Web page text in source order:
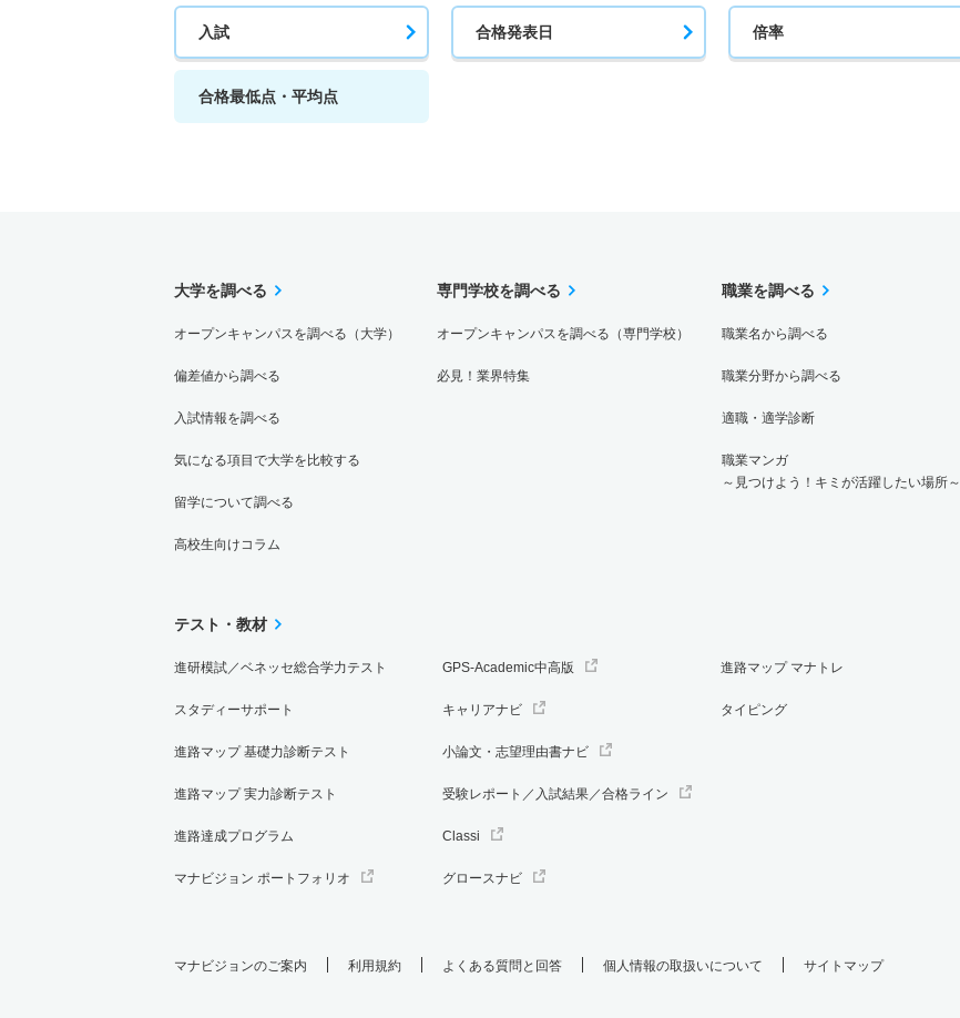
入試 合格発表日 倍率
合格最低点・平均点
大学を調べる
オープンキャンパスを調べる（大学）
偏差値から調べる
入試情報を調べる
気になる項目で大学を比較する
留学について調べる
高校生向けコラム
専門学校を調べる
オープンキャンパスを調べる（専門学校）
必見！業界特集
職業を調べる
職業名から調べる
職業分野から調べる
適職・適学診断
職業マンガ
～見つけよう！キミが活躍したい場所～
テスト・教材
進研模試／ベネッセ総合学力テスト
スタディーサポート
進路マップ 基礎力診断テスト
進路マップ 実力診断テスト
進路達成プログラム
マナビジョン ポートフォリオ
GPS-Academic中高版
キャリアナビ
小論文・志望理由書ナビ
受験レポート／入試結果／合格ライン
Classi
グロースナビ
進路マップ マナトレ
タイピング
マナビジョンのご案内 利用規約 よくある質問と回答 個人情報の取扱いについて サイトマップ